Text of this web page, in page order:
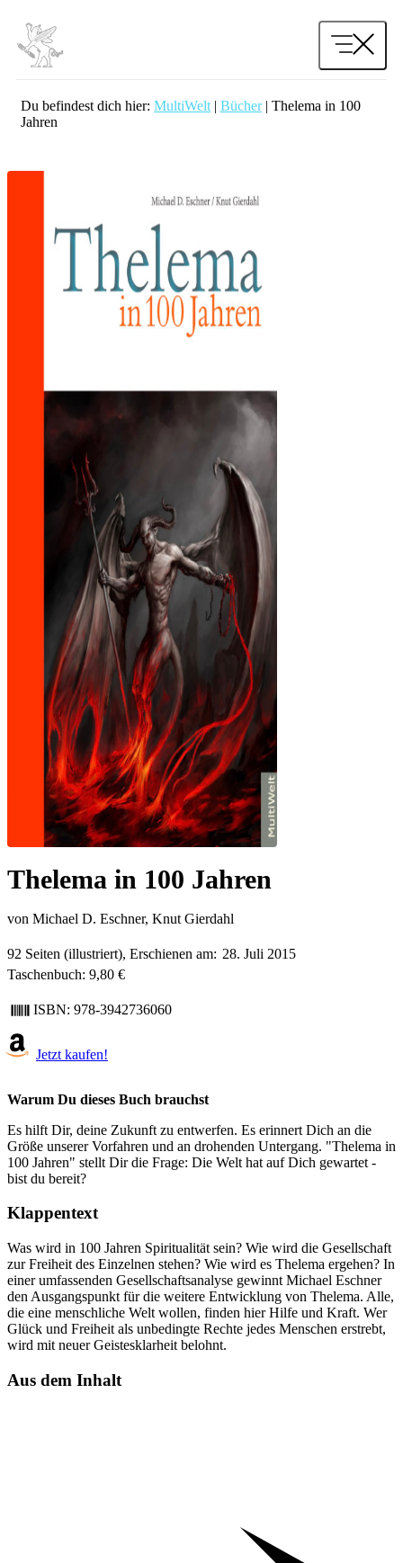
Inhalt
springen
Du befindest dich hier: MultiWelt | Bücher| Thelema in 100
Jahren
Thelema in 100 Jahren
von Michael D. Eschner, Knut Gierdahl
92 Seiten (illustriert), Erschienen am: 28. Juli 2015
Taschenbuch: 9,80 €
ISBN: 978-3942736060
Jetzt kaufen!
Warum Du dieses Buch brauchst
Es hilft Dir, deine Zukunft zu entwerfen. Es erinnert Dich an die
Größe unserer Vorfahren und an drohenden Untergang. "Thelema in
100 Jahren" stellt Dir die Frage: Die Welt hat auf Dich gewartet -
bist du bereit?
Klappentext
Was wird in 100 Jahren Spiritualität sein? Wie wird die Gesellschaft
zur Freiheit des Einzelnen stehen? Wie wird es Thelema ergehen? In
einer umfassenden Gesellschaftsanalyse gewinnt Michael Eschner
den Ausgangspunkt für die weitere Entwicklung von Thelema. Alle,
die eine menschliche Welt wollen, finden hier Hilfe und Kraft. Wer
Glück und Freiheit als unbedingte Rechte jedes Menschen erstrebt,
wird mit neuer Geistesklarheit belohnt.
Aus dem Inhalt